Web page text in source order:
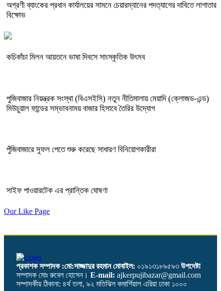
অগ্রণী ব্যাংকের প্রধান কার্যালয়ের সামনে চেয়ারম্যানের পদত্যাগের দাবিতে লাগাতার
বিক্ষোভ
কচিকাঁচা মিলন আয়তনে ভাষা দিবসে সাংস্কৃতিক উৎসব
পুজিবাজার নিয়ন্ত্রক সংস্থা (বিএসইসি) নতুন নীতিমালায় মেয়াদি (ক্লোজড-এন্ড)
মিউচুয়াল ফান্ডের সম্ভাবনাময় বাজার হিসাবে তৈরির উদ্যোগ
পুঁজিবাজারে সুফল পেতে শুরু করেছে সাধারণ বিনিয়োগকারীরা
সাইফ পাওয়ারটেক এর প্রান্তিক ঘোষণা
Our Like Page
প্রকাশক সম্পাদক :মো:সাজ্জাদুর রহমান মোবাইল: ০১৯১৩১৮৯৫৯৩ উপদেষ্টা
সম্পাদক মোঃ রুবেল হোসেন। E-mail: ajkerpujibazar@gmail.com
সম্পাদকীয় ঠিকানা: ৪র্থ তলা, ৯২ মতিঝিল কমার্শিয়াল এরিয়া ঢাকা ১০০০